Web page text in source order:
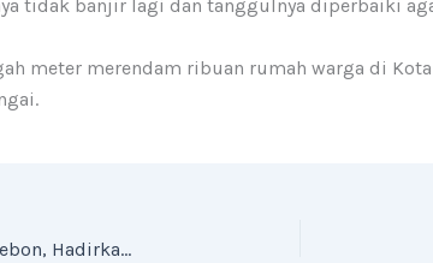
tidak banjir lagi dan tanggulnya diperbaiki
meter merendam ribuan rumah warga di
Kruzz Shuttle Resmi Buka Rute Bandung–Cirebon, Hadirkan Promo Grand Opening Januari 2026